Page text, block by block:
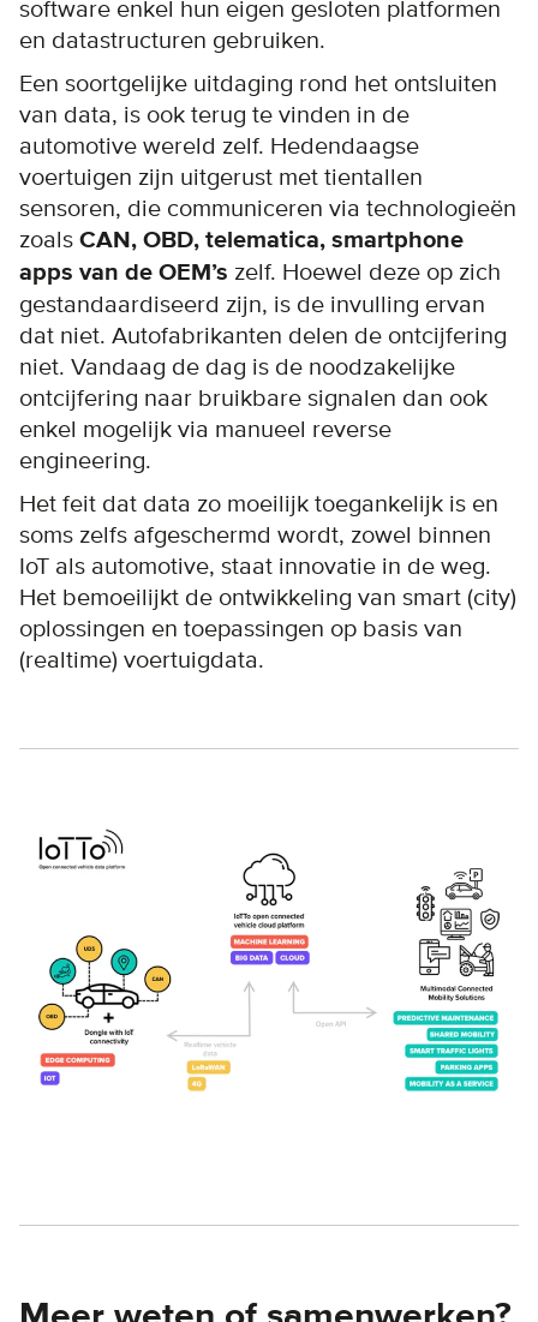
software enkel hun eigen gesloten platformen
en datastructuren gebruiken.
Een soortgelijke uitdaging rond het ontsluiten
van data, is ook terug te vinden in de
automotive wereld zelf. Hedendaagse
voertuigen zijn uitgerust met tientallen
sensoren, die communiceren via technologieën
zoals CAN, OBD, telematica, smartphone
apps van de OEM’s zelf. Hoewel deze op zich
gestandaardiseerd zijn, is de invulling ervan
dat niet. Autofabrikanten delen de ontcijfering
niet. Vandaag de dag is de noodzakelijke
ontcijfering naar bruikbare signalen dan ook
enkel mogelijk via manueel reverse
engineering.
Het feit dat data zo moeilijk toegankelijk is en
soms zelfs afgeschermd wordt, zowel binnen
IoT als automotive, staat innovatie in de weg.
Het bemoeilijkt de ontwikkeling van smart (city)
oplossingen en toepassingen op basis van
(realtime) voertuigdata.